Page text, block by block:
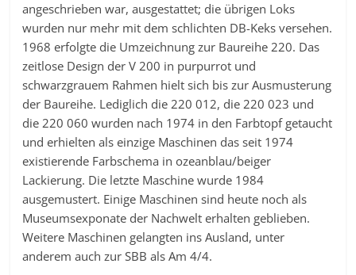
angeschrieben war, ausgestattet; die übrigen Loks
wurden nur mehr mit dem schlichten DB-Keks versehen.
1968 erfolgte die Umzeichnung zur Baureihe 220. Das
zeitlose Design der V 200 in purpurrot und
schwarzgrauem Rahmen hielt sich bis zur Ausmusterung
der Baureihe. Lediglich die 220 012, die 220 023 und
die 220 060 wurden nach 1974 in den Farbtopf getaucht
und erhielten als einzige Maschinen das seit 1974
existierende Farbschema in ozeanblau/beiger
Lackierung. Die letzte Maschine wurde 1984
ausgemustert. Einige Maschinen sind heute noch als
Museumsexponate der Nachwelt erhalten geblieben.
Weitere Maschinen gelangten ins Ausland, unter
anderem auch zur SBB als Am 4/4.